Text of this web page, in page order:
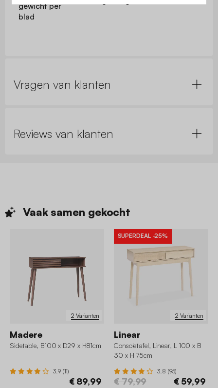
gewicht per
blad
Vragen van klanten
Reviews van klanten
Vaak samen gekocht
2 Varianten
Madere
Sidetable, B100 x D29 x H81cm
3.9 (11)
€ 89,99
2 Varianten
SUPERDEAL -25%
Linear
Consoletafel, Linear, L 100 x B
30 x H 75cm
3.8 (95)
€ 79,99 € 59,99